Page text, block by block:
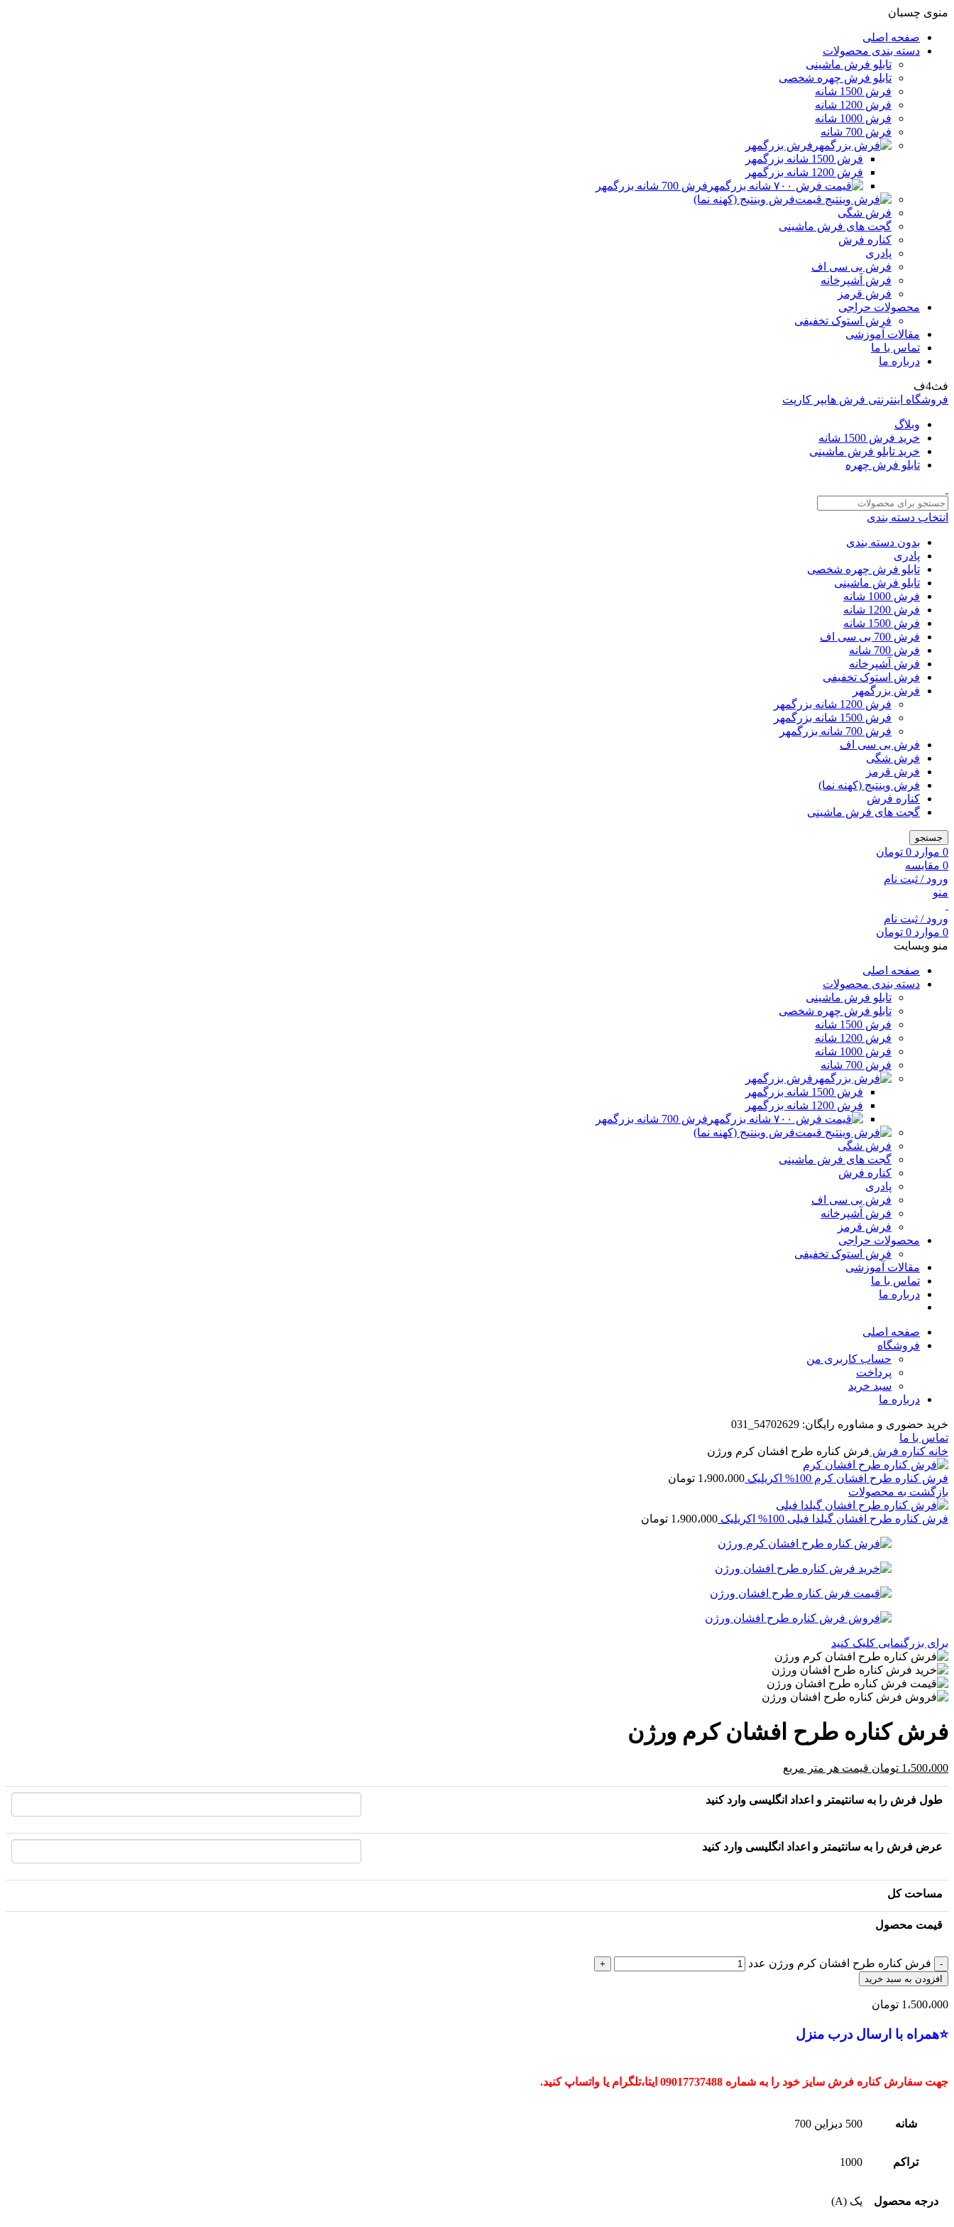
منوی چسبان
صفحه اصلی
دسته بندی محصولات
تابلو فرش ماشینی
تابلو فرش چهره شخصی
فرش 1500 شانه
فرش 1200 شانه
فرش 1000 شانه
فرش 700 شانه
فرش بزرگمهر
فرش 1500 شانه بزرگمهر
فرش 1200 شانه بزرگمهر
فرش 700 شانه بزرگمهر
فرش وینتیج (کهنه نما)
فرش شگی
گجت های فرش ماشینی
کناره فرش
پادری
فرش بی سی اف
فرش آشپرخانه
فرش قرمز
محصولات حراجی
فرش استوک تخفیفی
مقالات آموزشی
تماس با ما
درباره ما
فث4ف
فروشگاه اینترنتی فرش هایپر کارپت
وبلاگ
خرید فرش 1500 شانه
خرید تابلو فرش ماشینی
تابلو فرش چهره
انتخاب دسته بندی
بدون دسته بندی
پادری
تابلو فرش چهره شخصی
تابلو فرش ماشینی
فرش 1000 شانه
فرش 1200 شانه
فرش 1500 شانه
فرش 700 بی سی اف
فرش 700 شانه
فرش آشپرخانه
فرش استوک تخفیفی
فرش بزرگمهر
فرش 1200 شانه بزرگمهر
فرش 1500 شانه بزرگمهر
فرش 700 شانه بزرگمهر
فرش بی سی اف
فرش شگی
فرش قرمز
فرش وینتیج (کهنه نما)
کناره فرش
گجت های فرش ماشینی
جستجو
0 موارد 0 تومان
0 مقایسه
ورود / ثبت نام
منو
ورود / ثبت نام
0 موارد 0 تومان
منو وبسایت
صفحه اصلی
دسته بندی محصولات
تابلو فرش ماشینی
تابلو فرش چهره شخصی
فرش 1500 شانه
فرش 1200 شانه
فرش 1000 شانه
فرش 700 شانه
فرش بزرگمهر
فرش 1500 شانه بزرگمهر
فرش 1200 شانه بزرگمهر
فرش 700 شانه بزرگمهر
فرش وینتیج (کهنه نما)
فرش شگی
گجت های فرش ماشینی
کناره فرش
پادری
فرش بی سی اف
فرش آشپرخانه
فرش قرمز
محصولات حراجی
فرش استوک تخفیفی
مقالات آموزشی
تماس با ما
درباره ما
صفحه اصلی
فروشگاه
حساب کاربری من
پرداخت
سبد خرید
درباره ما
خرید حضوری و مشاوره رایگان: 54702629_031
تماس با ما
خانه کناره فرش فرش کناره طرح افشان کرم ورژن
فرش کناره طرح افشان کرم 100% اکریلیک 1،900،000 تومان
بازگشت به محصولات
فرش کناره طرح افشان گیلدا فیلی 100% اکریلیک 1،900،000 تومان
برای بزرگنمایی کلیک کنید
فرش کناره طرح افشان کرم ورژن
1،500،000 تومان قیمت هر متر مربع
طول فرش را به سانتیمتر و اعداد انگلیسی وارد کنید
عرض فرش را به سانتیمتر و اعداد انگلیسی وارد کنید
مساحت کل
قیمت محصول
فرش کناره طرح افشان کرم ورژن عدد
افزودن به سبد خرید
1،500،000 تومان
⭐همراه با ارسال درب منزل
جهت سفارش کناره فرش سایز خود را به شماره 09017737488 ایتا،تلگرام یا واتساپ کنید.
شانه 500 دیزاین 700
تراکم 1000
درجه محصول یک (A)